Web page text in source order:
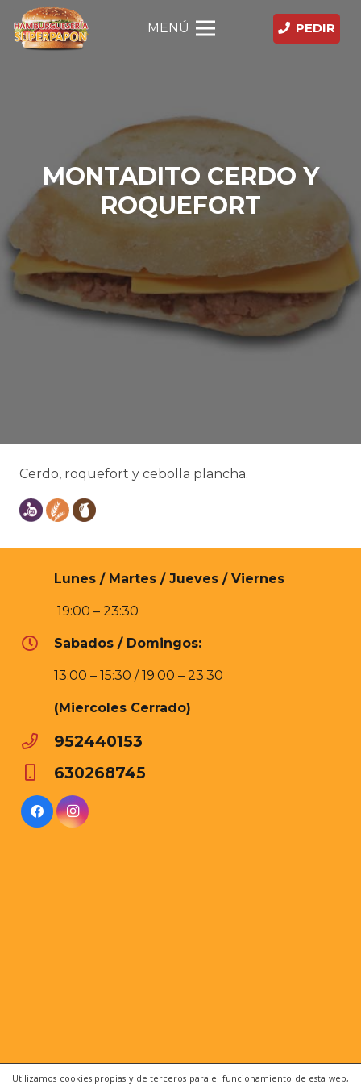
Utilizamos cookies propias y de terceros para el funcionamiento de esta web,
MENÚ PEDIR
MONTADITO CERDO Y
ROQUEFORT
Cerdo, roquefort y cebolla plancha.
Lunes / Martes / Jueves / Viernes
19:00 – 23:30
Sabados / Domingos:
13:00 – 15:30 / 19:00 – 23:30
(Miercoles Cerrado)
952440153
630268745